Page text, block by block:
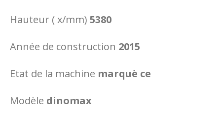
Hauteur ( x/mm) 5380
Année de construction 2015
Etat de la machine marquè ce
Modèle dinomax